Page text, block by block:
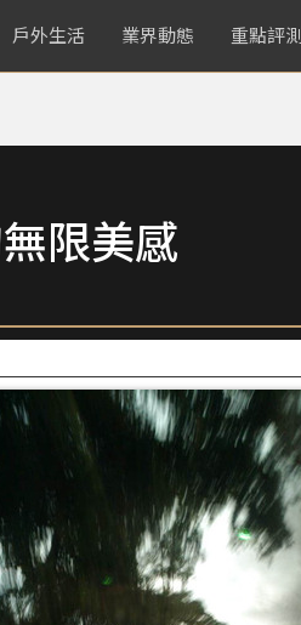
戶外生活 業界動態 重點評測
限美感